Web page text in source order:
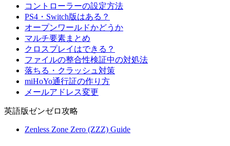
コントローラーの設定方法
PS4・Switch版はある？
オープンワールドかどうか
マルチ要素まとめ
クロスプレイはできる？
ファイルの整合性検証中の対処法
落ちる・クラッシュ対策
miHoYo通行証の作り方
メールアドレス変更
英語版ゼンゼロ攻略
Zenless Zone Zero (ZZZ) Guide